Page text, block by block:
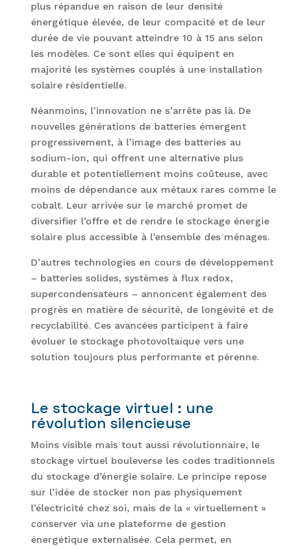
plus répandue en raison de leur densité
énergétique élevée, de leur compacité et de leur
durée de vie pouvant atteindre 10 à 15 ans selon
les modèles. Ce sont elles qui équipent en
majorité les systèmes couplés à une installation
solaire résidentielle.
Néanmoins, l’innovation ne s’arrête pas là. De
nouvelles générations de batteries émergent
progressivement, à l’image des batteries au
sodium-ion, qui offrent une alternative plus
durable et potentiellement moins coûteuse, avec
moins de dépendance aux métaux rares comme le
cobalt. Leur arrivée sur le marché promet de
diversifier l’offre et de rendre le stockage énergie
solaire plus accessible à l’ensemble des ménages.
D’autres technologies en cours de développement
– batteries solides, systèmes à flux redox,
supercondensateurs – annoncent également des
progrès en matière de sécurité, de longévité et de
recyclabilité. Ces avancées participent à faire
évoluer le stockage photovoltaïque vers une
solution toujours plus performante et pérenne.
Le stockage virtuel : une
révolution silencieuse
Moins visible mais tout aussi révolutionnaire, le
stockage virtuel bouleverse les codes traditionnels
du stockage d’énergie solaire. Le principe repose
sur l’idée de stocker non pas physiquement
l’électricité chez soi, mais de la « virtuellement »
conserver via une plateforme de gestion
énergétique externalisée. Cela permet, en